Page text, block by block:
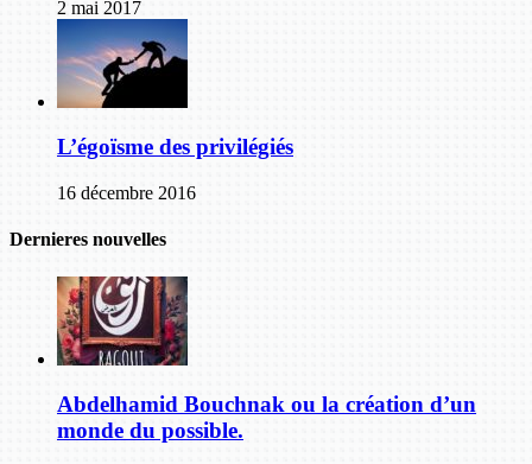
2 mai 2017
L’égoïsme des privilégiés
16 décembre 2016
Dernieres nouvelles
Abdelhamid Bouchnak ou la création d’un
monde du possible.